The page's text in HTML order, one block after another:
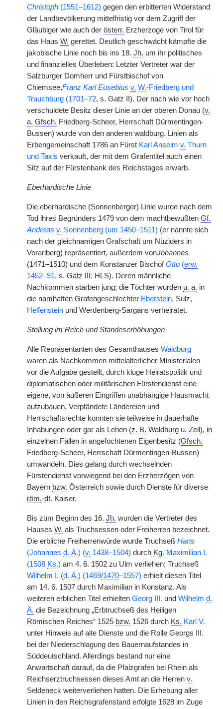
Christoph (1551–1612) gegen den erbitterten Widerstand
der Landbevölkerung mittelfristig vor dem Zugriff der
Gläubiger wie auch der österr. Erzherzoge von Tirol für
das Haus W. gerettet. Deutlich geschwächt kämpfte die
jakobische Linie noch bis ins 18. Jh. um ihr politisches
und finanzielles Überleben: Letzter Vertreter war der
Salzburger Domherr und Fürstbischof von
Chiemsee,Franz Karl Eusebius v. W.-Friedberg und
Trauchburg (1701–72, s. Gatz II). Der nach wie vor hoch
verschuldete Besitz dieser Linie an der oberen Donau (v.
a. Gfsch. Friedberg-Scheer, Herrschaft Dürmentingen-
Bussen) wurde von den anderen waldburg. Linien als
Erbengemeinschaft 1786 an Fürst Karl Anselm v. Thurn
und Taxis verkauft, der mit dem Grafentitel auch einen
Sitz auf der Fürstenbank des Reichstages erwarb.
Eberhardische Linie
Die eberhardische (Sonnenberger) Linie wurde nach dem
Tod ihres Begründers 1479 von dem machtbewußten Gf.
Andreas v. Sonnenberg (um 1450–1511) (er nannte sich
nach der gleichnamigen Grafschaft um Nüziders in
Vorarlberg) repräsentiert, außerdem vonJohannes
(1471–1510) und dem Konstanzer BischofOtto (erw.
1452–91, s. Gatz III; HLS). Deren männliche
Nachkommen starben jung; die Töchter wurden u. a. in
die namhaften Grafengeschlechter Eberstein, Sulz,
Helfenstein und Werdenberg-Sargans verheiratet.
Stellung im Reich und Standeserhöhungen
Alle Repräsentanten des Gesamthauses Waldburg
waren als Nachkommen mittelalterlicher Ministerialen
vor die Aufgabe gestellt, durch kluge Heiratspolitik und
diplomatischen oder militärischen Fürstendienst eine
eigene, von äußeren Eingriffen unabhängige Hausmacht
aufzubauen. Verpfändete Ländereien und
Herrschaftsrechte konnten sie teilweise in dauerhafte
Inhabungen oder gar als Lehen (z. B. Waldburg u. Zeil), in
einzelnen Fällen in angefochtenen Eigenbesitz (Gfsch.
Friedberg-Scheer, Herrschaft Dürmentingen-Bussen)
umwandeln. Dies gelang durch wechselnden
Fürstendienst vorwiegend bei den Erzherzögen von
Bayern bzw. Österreich sowie durch Dienste für diverse
röm.-dt. Kaiser.
Bis zum Beginn des 16. Jh. wurden die Vertreter des
Hauses W. als Truchsessen oder Freiherren bezeichnet.
Die erbliche Freiherrenwürde wurde Truchseß Hans
(Johannes d. Ä.) (v. 1438–1504) durch Kg. Maximilian I.
(1508 Ks.) am 4. 6. 1502 zu Ulm verliehen; Truchseß
Wilhelm I. (d. Ä.) (1469/1470–1557) erhielt diesen Titel
am 14. 6. 1507 durch Maximilian in Konstanz. Als
weiteren erblichen Titel erhielten Georg III. und Wilhelm d.
Ä. die Bezeichnung „Erbtruchseß des Heiligen
Römischen Reiches“ 1525 bzw. 1526 durch Ks. Karl V.
unter Hinweis auf alte Dienste und die Rolle Georgs III.
bei der Niederschlagung des Bauernaufstandes in
Süddeutschland. Allerdings bestand nur eine
Anwartschaft darauf, da die Pfalzgrafen bei Rhein als
Reichserztruchsessen dieses Amt an die Herren v.
Seldeneck weiterverliehen hatten. Die Erhebung aller
Linien in den Reichsgrafenstand erfolgte 1628 im Zuge